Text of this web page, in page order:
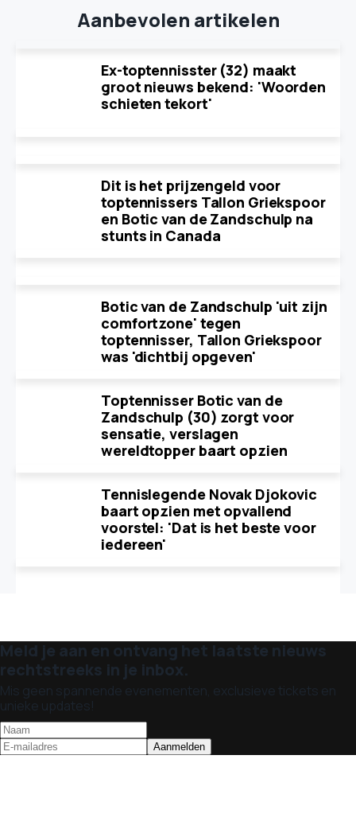
Aanbevolen artikelen
Ex-toptennisster (32) maakt
groot nieuws bekend: 'Woorden
schieten tekort'
Dit is het prijzengeld voor
toptennissers Tallon Griekspoor
en Botic van de Zandschulp na
stunts in Canada
Botic van de Zandschulp 'uit zijn
comfortzone' tegen
toptennisser, Tallon Griekspoor
was 'dichtbij opgeven'
Toptennisser Botic van de
Zandschulp (30) zorgt voor
sensatie, verslagen
wereldtopper baart opzien
Tennislegende Novak Djokovic
baart opzien met opvallend
voorstel: 'Dat is het beste voor
iedereen'
Meld je aan en ontvang het laatste nieuws
rechtstreeks in je inbox.
Mis geen spannende evenementen, exclusieve tickets en
unieke updates!